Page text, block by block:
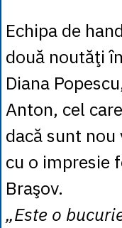
Echipa de
două noutăţi
Diana
Anton, cel
dacă sunt
cu o impresie
Braşov.
„Este o